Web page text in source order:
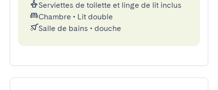
Serviettes de toilette et linge de lit inclus
Chambre • Lit double
Salle de bains • douche